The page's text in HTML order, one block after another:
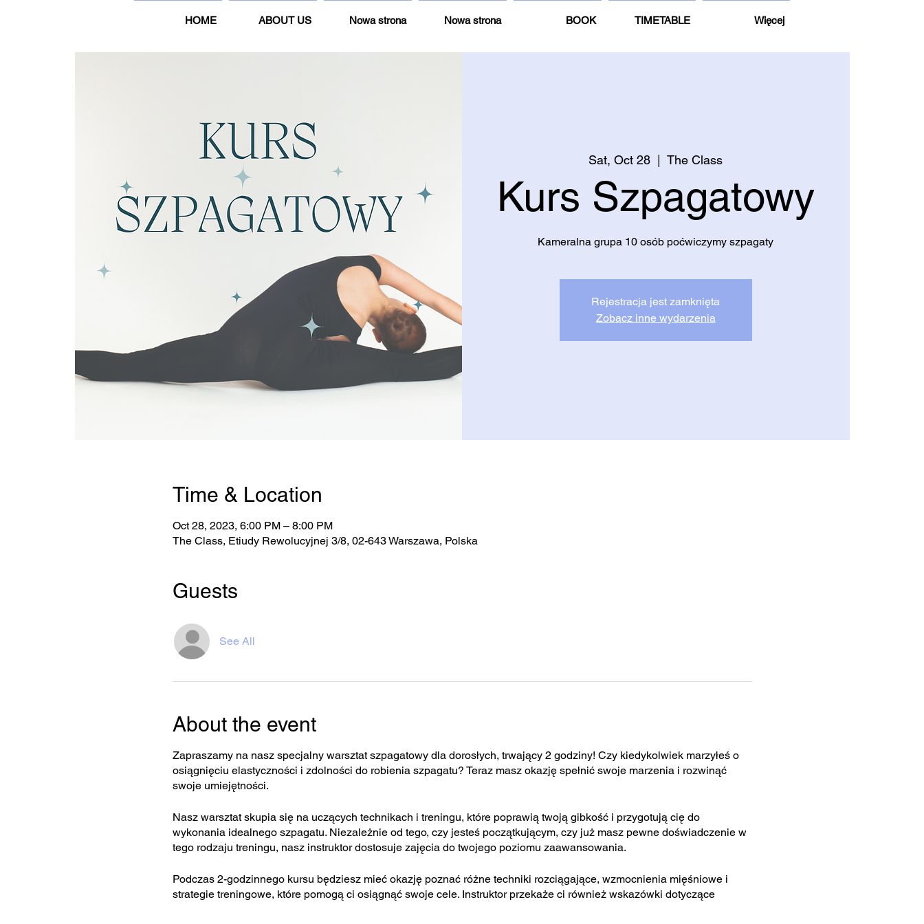
HOME ABOUT US Nowa strona Nowa strona BOOK TIMETABLE Więcej
Sat, Oct 28
  |
The Class
Kurs Szpagatowy
Kameralna grupa 10 osób poćwiczymy szpagaty
Rejestracja jest zamknięta
Zobacz inne wydarzenia
Time & Location
Oct 28, 2023, 6:00 PM – 8:00 PM
The Class, Etiudy Rewolucyjnej 3/8, 02-643 Warszawa, Polska
Guests
See All
About the event
Zapraszamy na nasz specjalny warsztat szpagatowy dla dorosłych, trwający 2 godziny! Czy kiedykolwiek marzyłeś o
osiągnięciu elastyczności i zdolności do robienia szpagatu? Teraz masz okazję spełnić swoje marzenia i rozwinąć
swoje umiejętności.
Nasz warsztat skupia się na uczących technikach i treningu, które poprawią twoją gibkość i przygotują cię do
wykonania idealnego szpagatu. Niezależnie od tego, czy jesteś początkującym, czy już masz pewne doświadczenie w
tego rodzaju treningu, nasz instruktor dostosuje zajęcia do twojego poziomu zaawansowania.
Podczas 2-godzinnego kursu będziesz mieć okazję poznać różne techniki rozciągające, wzmocnienia mięśniowe i
strategie treningowe, które pomogą ci osiągnąć swoje cele. Instruktor przekaże ci również wskazówki dotyczące